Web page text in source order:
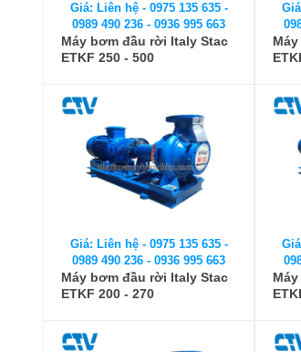
Giá: Liên hệ - 0975 135 635 -
0989 490 236 - 0936 995 663
Máy bơm đầu rời Italy Stac
ETKF 250 - 500
Giá: Liên hệ - 0975 135 635 -
0989 490 236 - 0936 995 663
Máy bơm đầu rời Italy Stac
ETKF 200 - 270